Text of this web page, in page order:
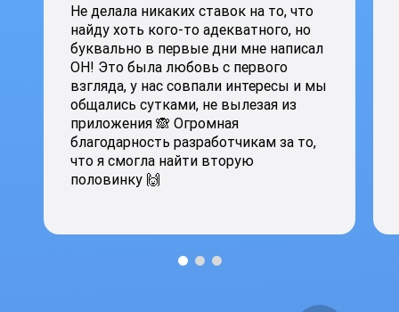
Не делала никаких ставок на то, что
найду хоть кого-то адекватного, но
буквально в первые дни мне написал
ОН! Это была любовь с первого
взгляда, у нас совпали интересы и мы
общались сутками, не вылезая из
приложения 🙈 Огромная
благодарность разработчикам за то,
что я смогла найти вторую
половинку 🙌